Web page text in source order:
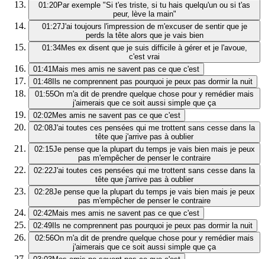
01:20Par exemple "Si t'es triste, si tu hais quelqu'un ou si t'as
peur, lève la main"
01:27J'ai toujours l'impression de m'excuser de sentir que je
perds la tête alors que je vais bien
01:34Mes ex disent que je suis difficile à gérer et je l'avoue,
c'est vrai
01:41Mais mes amis ne savent pas ce que c'est
01:48 Ils ne comprennent pas pourquoi je peux pas dormir la nuit
01:55On m'a dit de prendre quelque chose pour y remédier mais
j'aimerais que ce soit aussi simple que ça
02:02Mes amis ne savent pas ce que c'est
02:08J'ai toutes ces pensées qui me trottent sans cesse dans la
tête que j'arrive pas à oublier
02:15Je pense que la plupart du temps je vais bien mais je peux
pas m'empêcher de penser le contraire
02:22J'ai toutes ces pensées qui me trottent sans cesse dans la
tête que j'arrive pas à oublier
02:28Je pense que la plupart du temps je vais bien mais je peux
pas m'empêcher de penser le contraire
02:42Mais mes amis ne savent pas ce que c'est
02:49 Ils ne comprennent pas pourquoi je peux pas dormir la nuit
02:56On m'a dit de prendre quelque chose pour y remédier mais
j'aimerais que ce soit aussi simple que ça